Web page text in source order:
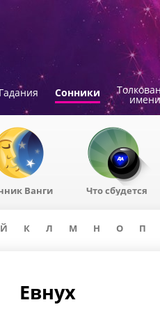
Гадания Сонники
имени
Ванги Что сбудется
Й К Л М Н О П
Евнух